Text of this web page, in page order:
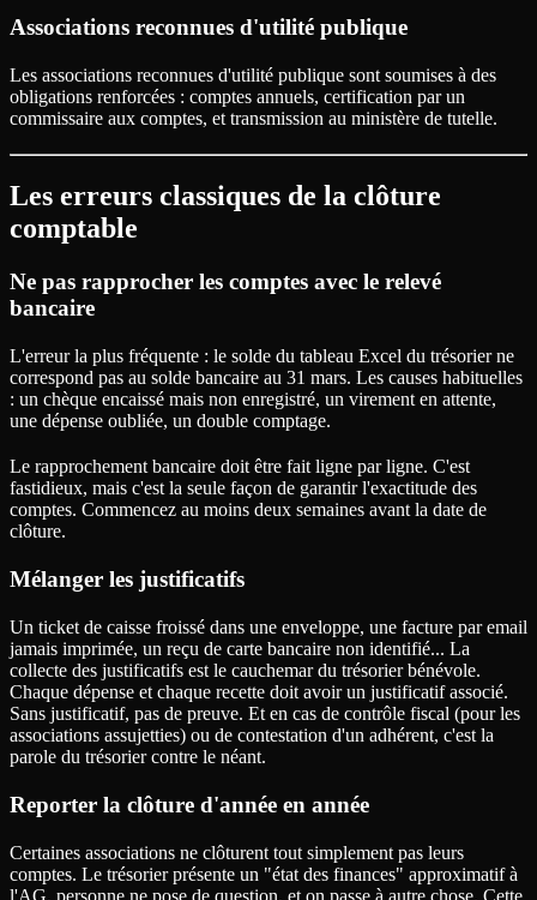
Associations reconnues d'utilité publique
Les associations reconnues d'utilité publique sont soumises à des
obligations renforcées : comptes annuels, certification par un
commissaire aux comptes, et transmission au ministère de tutelle.
Les erreurs classiques de la clôture
comptable
Ne pas rapprocher les comptes avec le relevé
bancaire
L'erreur la plus fréquente : le solde du tableau Excel du trésorier ne
correspond pas au solde bancaire au 31 mars. Les causes habituelles
: un chèque encaissé mais non enregistré, un virement en attente,
une dépense oubliée, un double comptage.
Le rapprochement bancaire doit être fait ligne par ligne. C'est
fastidieux, mais c'est la seule façon de garantir l'exactitude des
comptes. Commencez au moins deux semaines avant la date de
clôture.
Mélanger les justificatifs
Un ticket de caisse froissé dans une enveloppe, une facture par email
jamais imprimée, un reçu de carte bancaire non identifié... La
collecte des justificatifs est le cauchemar du trésorier bénévole.
Chaque dépense et chaque recette doit avoir un justificatif associé.
Sans justificatif, pas de preuve. Et en cas de contrôle fiscal (pour les
associations assujetties) ou de contestation d'un adhérent, c'est la
parole du trésorier contre le néant.
Reporter la clôture d'année en année
Certaines associations ne clôturent tout simplement pas leurs
comptes. Le trésorier présente un "état des finances" approximatif à
l'AG, personne ne pose de question, et on passe à autre chose. Cette